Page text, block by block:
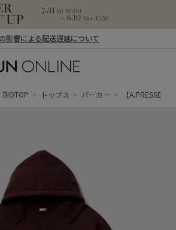
影響による配送遅延について
BIOTOP トップス パーカー 【A.PRESSE